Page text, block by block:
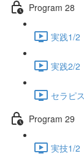
Program 28
実践1/2
実践2/2
セラピ
Program 29
実技1/2